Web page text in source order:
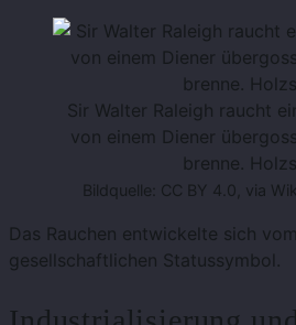
Sir Walter Raleigh raucht
von einem Diener
brenne.
Bildquelle: CC BY 4.0, via
Das Rauchen entwickelte sich
gesellschaftlichen Statussymbol.